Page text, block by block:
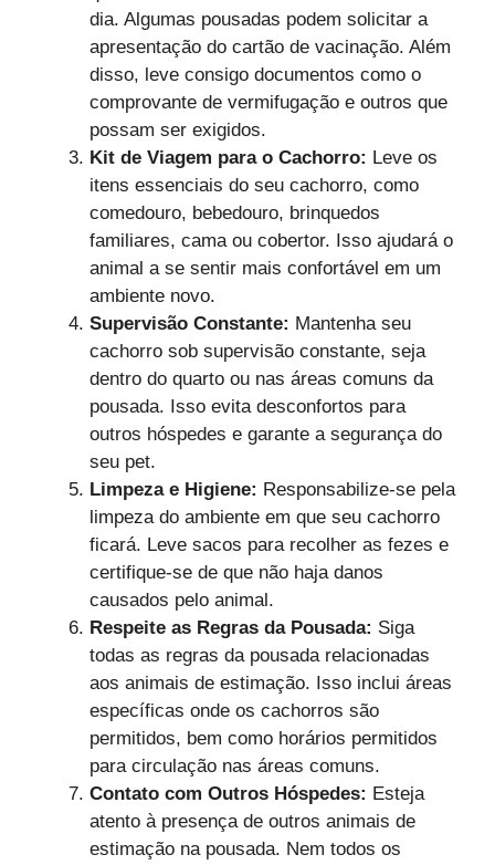
dia. Algumas pousadas podem solicitar a
apresentação do cartão de vacinação. Além
disso, leve consigo documentos como o
comprovante de vermifugação e outros que
possam ser exigidos.
Kit de Viagem para o Cachorro: Leve os
itens essenciais do seu cachorro, como
comedouro, bebedouro, brinquedos
familiares, cama ou cobertor. Isso ajudará o
animal a se sentir mais confortável em um
ambiente novo.
Supervisão Constante: Mantenha seu
cachorro sob supervisão constante, seja
dentro do quarto ou nas áreas comuns da
pousada. Isso evita desconfortos para
outros hóspedes e garante a segurança do
seu pet.
Limpeza e Higiene: Responsabilize-se pela
limpeza do ambiente em que seu cachorro
ficará. Leve sacos para recolher as fezes e
certifique-se de que não haja danos
causados pelo animal.
Respeite as Regras da Pousada: Siga
todas as regras da pousada relacionadas
aos animais de estimação. Isso inclui áreas
específicas onde os cachorros são
permitidos, bem como horários permitidos
para circulação nas áreas comuns.
Contato com Outros Hóspedes: Esteja
atento à presença de outros animais de
estimação na pousada. Nem todos os